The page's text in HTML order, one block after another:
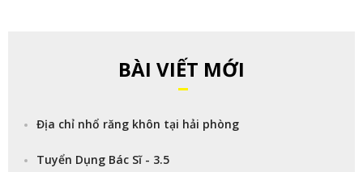
BÀI VIẾT MỚI
Địa chỉ nhổ răng khôn tại hải phòng
Tuyển Dụng Bác Sĩ - 3.5